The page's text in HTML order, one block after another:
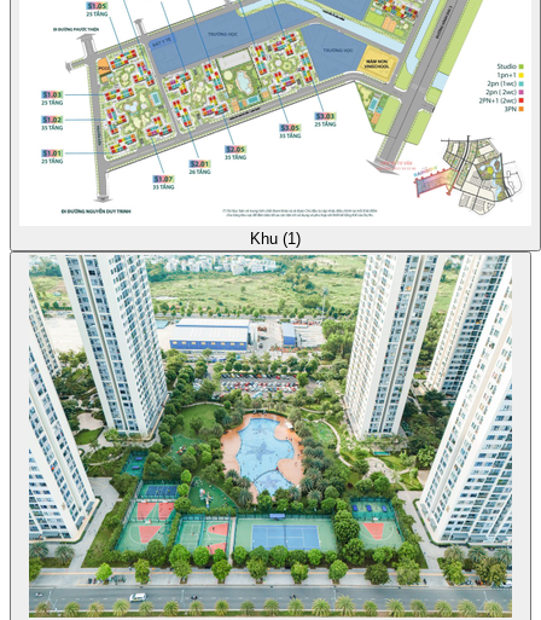
Khu (1)